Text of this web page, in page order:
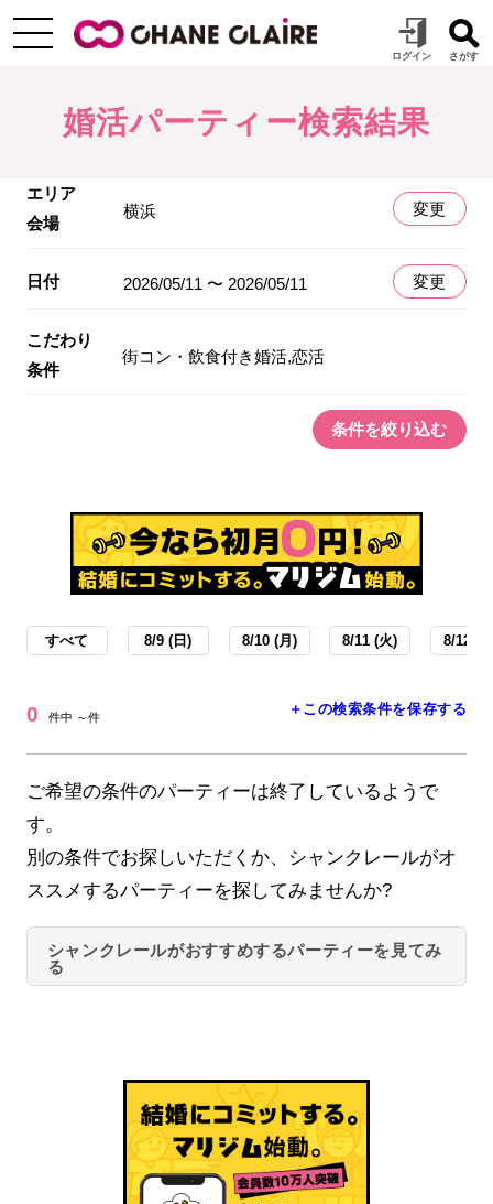
婚活パーティー検索結果
エリア
会場
横浜 変更
日付 2026/05/11 〜 2026/05/11 変更
こだわり
条件
街コン・飲食付き婚活,恋活
条件を絞り込む
すべて 8/9 (日) 8/10 (月) 8/11 (火) 8/12 (
0 件中 ～件 ＋この検索条件を保存する
ご希望の条件のパーティーは終了しているようで
す。
別の条件でお探しいただくか、シャンクレールがオ
ススメするパーティーを探してみませんか?
シャンクレールがおすすめするパーティーを見てみ
る